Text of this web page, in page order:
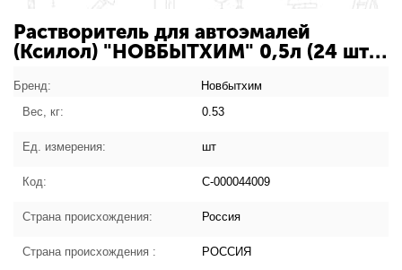
Растворитель для автоэмалей
(Ксилол) "НОВБЫТХИМ" 0,5л (24 шт/
товара
Бренд:
Новбытхим
Вес, кг:
0.53
Ед. измерения: шт
Код: С-000044009
Страна происхождения: Россия
Страна происхождения : РОССИЯ